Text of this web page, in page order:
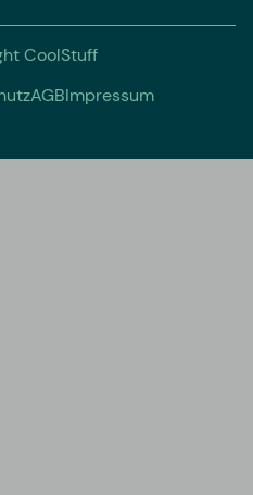
CoolStuff
AGBImpressum